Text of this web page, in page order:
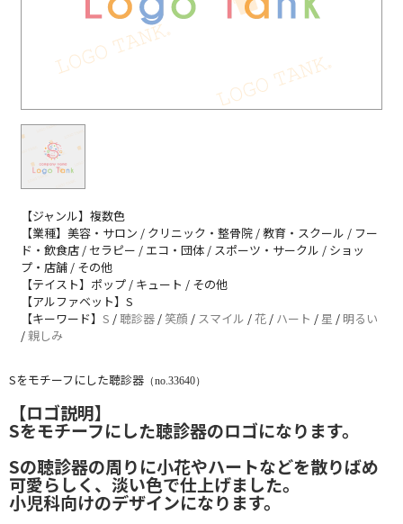
【ジャンル】複数色
【業種】美容・サロン / クリニック・整骨院 / 教育・スクール / フー
ド・飲食店 / セラピー / エコ・団体 / スポーツ・サークル / ショッ
プ・店舗 / その他
【テイスト】ポップ / キュート / その他
【アルファベット】S
【キーワード】 S /聴診器 / 笑顔 / スマイル /花 / ハート / 星 / 明るい
/親しみ
Sをモチーフにした聴診器 （no.33640）
【ロゴ説明】
Sをモチーフにした聴診器のロゴになります。
Sの聴診器の周りに小花やハートなどを散りばめ
可愛らしく、淡い色で仕上げました。
小児科向けのデザインになります。